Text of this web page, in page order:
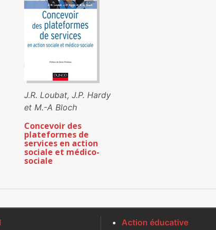
J.R. Loubat, J.P. Hardy
et M.-A Bloch
Concevoir des
plateformes de
services en action
sociale et médico-
sociale
Action éducative